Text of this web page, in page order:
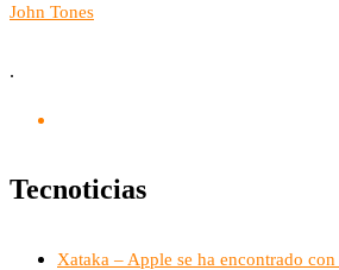
John Tones
.
Tecnoticias
Xataka – Apple se ha encontrado